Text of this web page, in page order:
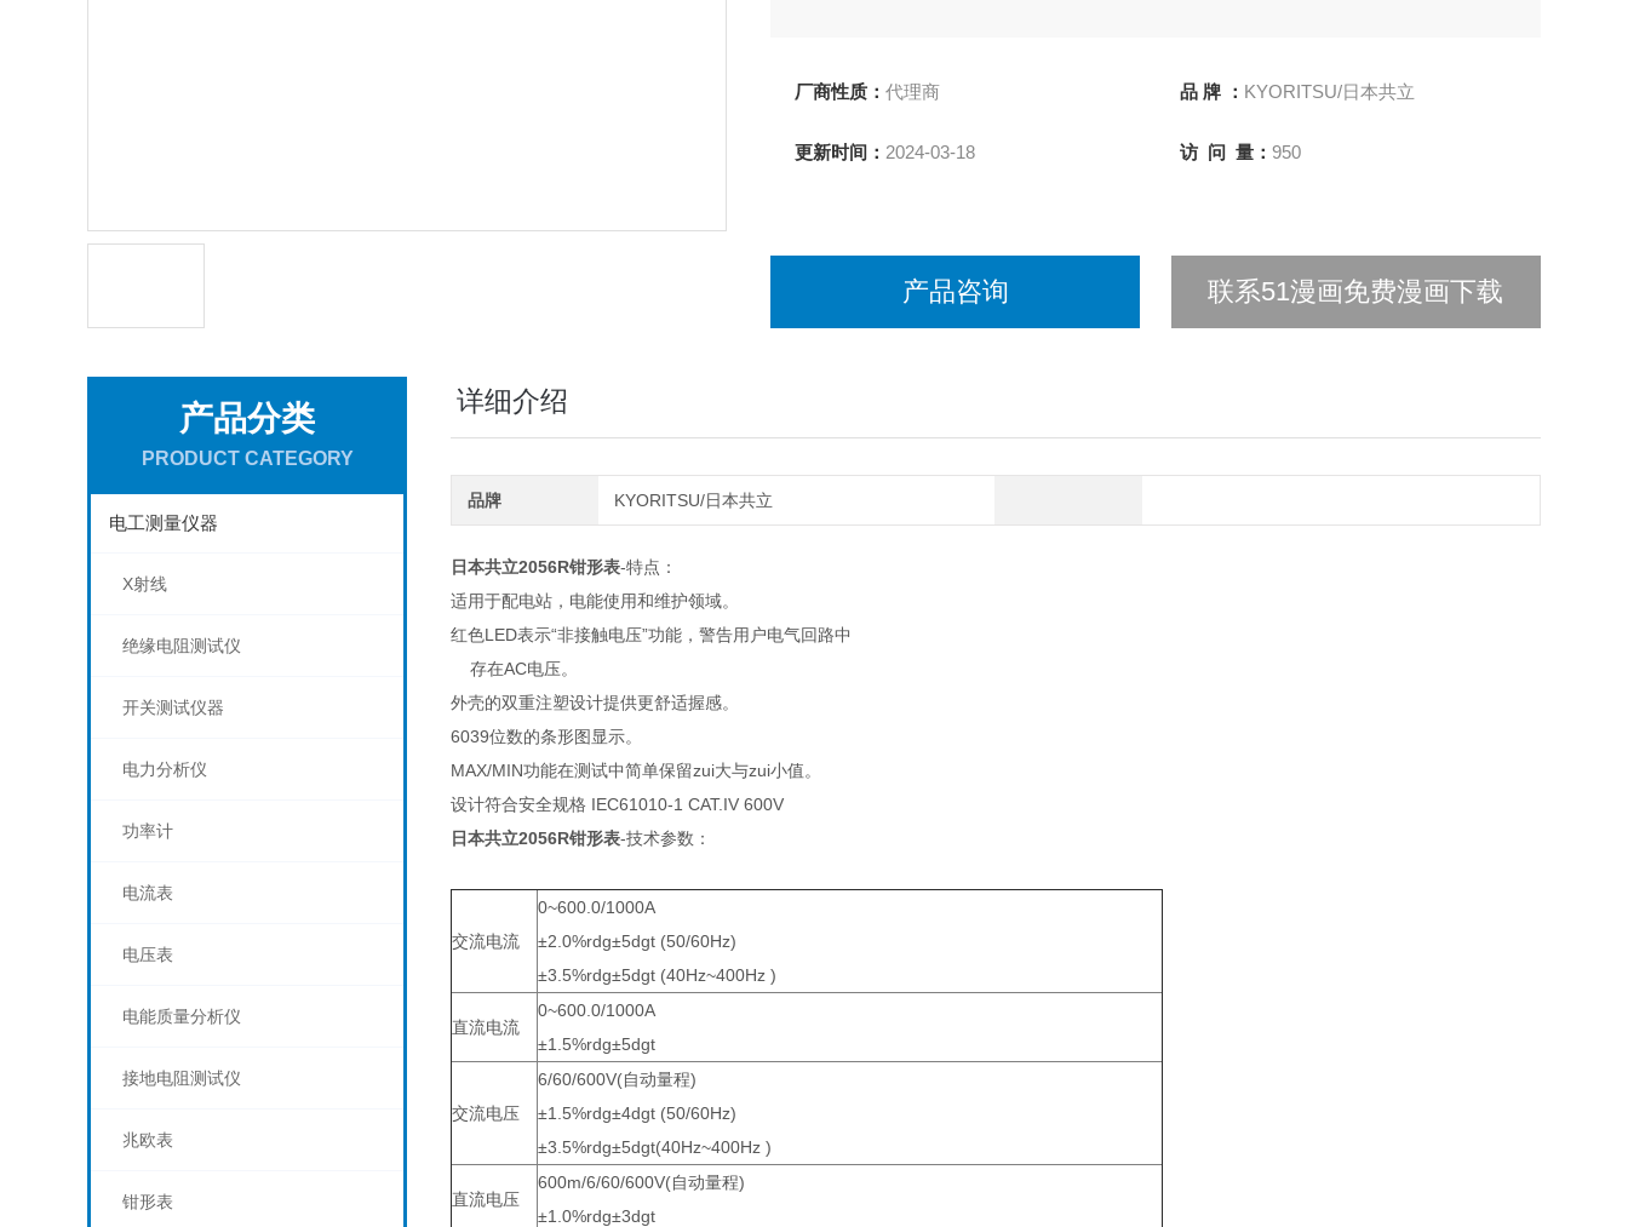
厂商性质： 代理商 品 牌 ： KYORITSU/日本共立
更新时间： 2024-03-18 访 问 量： 950
产品咨询 联系51漫画免费漫画下载
产品分类
PRODUCT CATEGORY
电工测量仪器
X射线
绝缘电阻测试仪
开关测试仪器
电力分析仪
功率计
电流表
电压表
电能质量分析仪
接地电阻测试仪
兆欧表
钳形表
详细介绍
品牌 KYORITSU/日本共立
日本共立2056R钳形表-特点：
适用于配电站，电能使用和维护领域。
红色LED表示“非接触电压”功能，警告用户电气回路中
存在AC电压。
外壳的双重注塑设计提供更舒适握感。
6039位数的条形图显示。
MAX/MIN功能在测试中简单保留zui大与zui小值。
设计符合安全规格 IEC61010-1 CAT.IV 600V
日本共立2056R钳形表-技术参数：
交流电流
0~600.0/1000A
±2.0%rdg±5dgt (50/60Hz)
±3.5%rdg±5dgt (40Hz~400Hz )
直流电流
0~600.0/1000A
±1.5%rdg±5dgt
交流电压
6/60/600V(自动量程)
±1.5%rdg±4dgt (50/60Hz)
±3.5%rdg±5dgt(40Hz~400Hz )
直流电压
600m/6/60/600V(自动量程)
±1.0%rdg±3dgt